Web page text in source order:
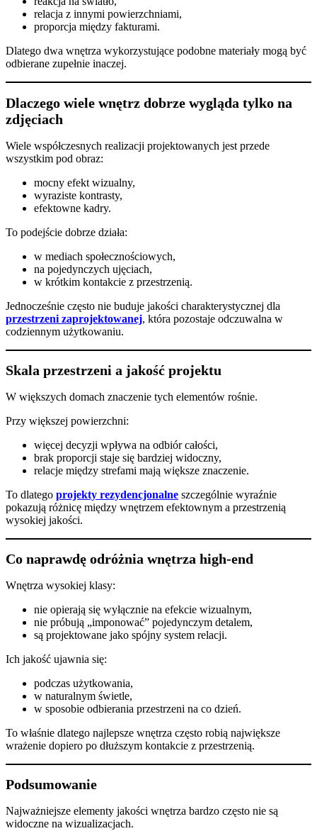
relacja z innymi powierzchniami,
proporcja między fakturami.
Dlatego dwa wnętrza wykorzystujące podobne materiały mogą być
odbierane zupełnie inaczej.
Dlaczego wiele wnętrz dobrze wygląda tylko na
zdjęciach
Wiele współczesnych realizacji projektowanych jest przede
wszystkim pod obraz:
mocny efekt wizualny,
wyraziste kontrasty,
efektowne kadry.
To podejście dobrze działa:
w mediach społecznościowych,
na pojedynczych ujęciach,
w krótkim kontakcie z przestrzenią.
Jednocześnie często nie buduje jakości charakterystycznej dla
przestrzeni zaprojektowanej, która pozostaje odczuwalna w
codziennym użytkowaniu.
Skala przestrzeni a jakość projektu
W większych domach znaczenie tych elementów rośnie.
Przy większej powierzchni:
więcej decyzji wpływa na odbiór całości,
brak proporcji staje się bardziej widoczny,
relacje między strefami mają większe znaczenie.
To dlatego projekty rezydencjonalne szczególnie wyraźnie
pokazują różnicę między wnętrzem efektownym a przestrzenią
wysokiej jakości.
Co naprawdę odróżnia wnętrza high-end
Wnętrza wysokiej klasy:
nie opierają się wyłącznie na efekcie wizualnym,
nie próbują „imponować” pojedynczym detalem,
są projektowane jako spójny system relacji.
Ich jakość ujawnia się:
podczas użytkowania,
w naturalnym świetle,
w sposobie odbierania przestrzeni na co dzień.
To właśnie dlatego najlepsze wnętrza często robią największe
wrażenie dopiero po dłuższym kontakcie z przestrzenią.
Podsumowanie
Najważniejsze elementy jakości wnętrza bardzo często nie są
widoczne na wizualizacjach.